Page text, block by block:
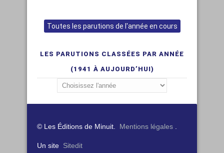
Toutes les parutions de l'année en cours
LES PARUTIONS CLASSÉES PAR ANNÉE
(1941 À AUJOURD’HUI)
© Les Éditions de Minuit. Mentions légales
Un site Sitedit